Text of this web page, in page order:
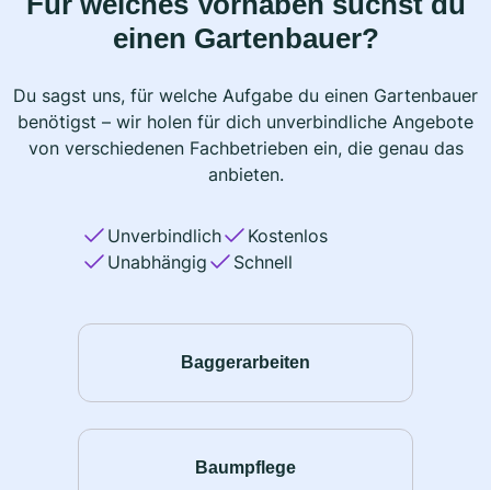
einen Gartenbauer?
Du sagst uns, für welche Aufgabe du einen Gartenbauer
benötigst – wir holen für dich unverbindliche Angebote
von verschiedenen Fachbetrieben ein, die genau das
anbieten.
Unverbindlich
Kostenlos
Unabhängig
Schnell
Baggerarbeiten
Baumpflege